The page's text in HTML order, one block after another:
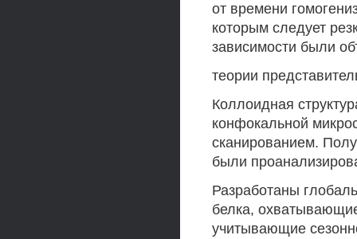
от времени
которым следует
зависимости были
теории
Коллоидная
конфокальной
сканированием.
были
Разработаны
белка,
учитывающие